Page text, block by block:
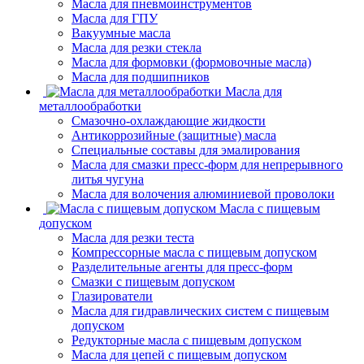
Масла для пневмоинструментов
Масла для ГПУ
Вакуумные масла
Масла для резки стекла
Масла для формовки (формовочные масла)
Масла для подшипников
Масла для
металлообработки
Смазочно-охлаждающие жидкости
Антикоррозийные (защитные) масла
Специальные составы для эмалирования
Масла для смазки пресс-форм для непрерывного
литья чугуна
Масла для волочения алюминиевой проволоки
Масла с пищевым
допуском
Масла для резки теста
Компрессорные масла с пищевым допуском
Разделительные агенты для пресс-форм
Смазки с пищевым допуском
Глазирователи
Масла для гидравлических систем с пищевым
допуском
Редукторные масла с пищевым допуском
Масла для цепей с пищевым допуском